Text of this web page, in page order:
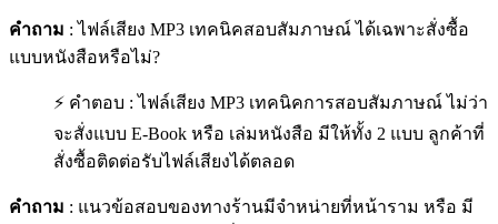
คำถาม : ไฟล์เสียง MP3 เทคนิคสอบสัมภาษณ์ ได้เฉพาะสั่งซื้อ
แบบหนังสือหรือไม่?
⚡ คำตอบ : ไฟล์เสียง MP3 เทคนิคการสอบสัมภาษณ์ ไม่ว่า
จะสั่งแบบ E-Book หรือ เล่มหนังสือ มีให้ทั้ง 2 แบบ ลูกค้าที่
สั่งซื้อติดต่อรับไฟล์เสียงได้ตลอด
คำถาม : แนวข้อสอบของทางร้านมีจำหน่ายที่หน้าราม หรือ มี